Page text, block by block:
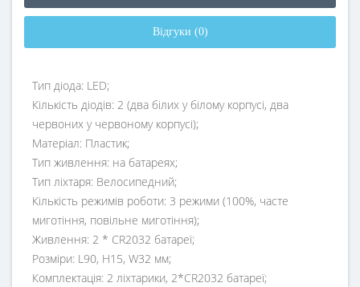
Відгуки (0)
Тип діода: LED;
Кількість діодів: 2 (два білих у білому корпусі, два
червоних у червоному корпусі);
Матеріал: Пластик;
Тип живлення: на батареях;
Тип ліхтаря: Велосипедний;
Кількість режимів роботи: 3 режими (100%, часте
миготіння, повільне миготіння);
Живлення: 2 * CR2032 батареї;
Розміри: L90, H15, W32 мм;
Комплектація: 2 ліхтарики, 2*CR2032 батареї;